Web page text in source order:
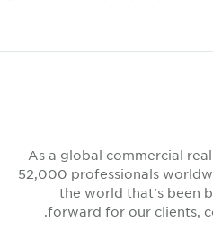
As a global commercial
52,000 professionals
the world that's
forward for our clients,